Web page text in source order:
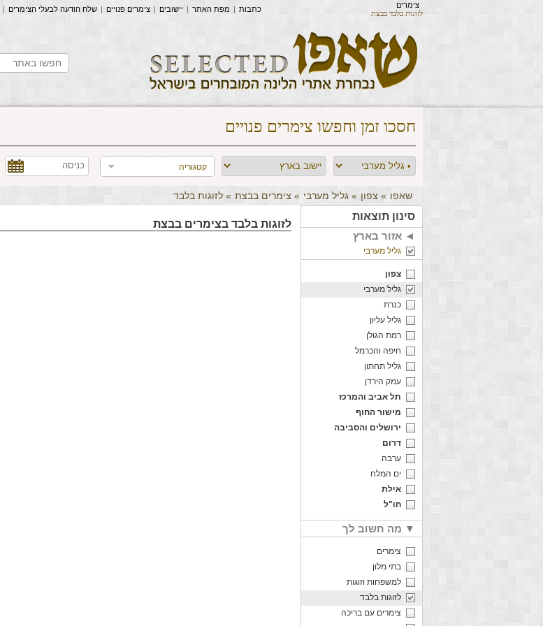
| שלח הודעה לבעלי הצימרים | צימרים פנויים | יישובים | מפת האתר | כתבות
צימרים
לזוגות בלבד בבצת
חסכו זמן וחפשו צימרים פנויים
קטגוריה
» לזוגות בלבד » צימרים בבצת »גליל מערבי » צפון שאפו
לזוגות בלבד בצימרים בבצת
סינון תוצאות
אזור בארץ ◄
גליל מערבי
צפון
גליל מערבי
כנרת
גליל עליון
רמת הגולן
חיפה והכרמל
גליל תחתון
עמק הירדן
תל אביב והמרכז
מישור החוף
ירושלים והסביבה
דרום
ערבה
ים המלח
אילת
חו"ל
מה חשוב לך ▼
צימרים
בתי מלון
למשפחות וזוגות
לזוגות בלבד
צימרים עם בריכה